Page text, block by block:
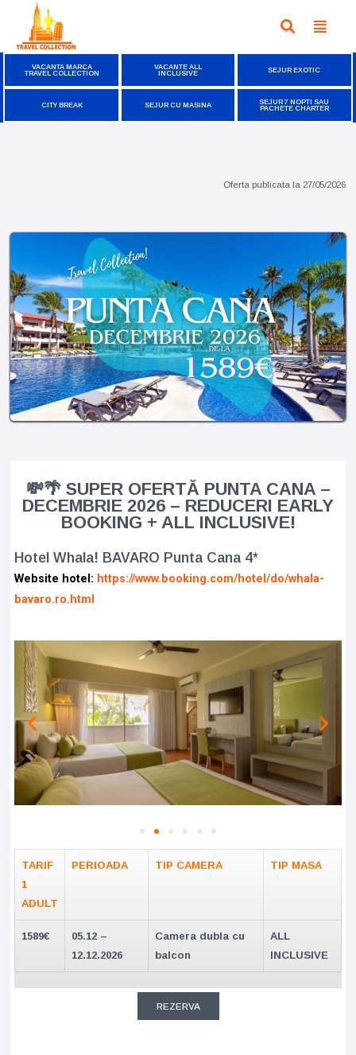
VACANTA MARCA
TRAVEL COLLECTION
VACANTE ALL
INCLUSIVE
SEJUR EXOTIC
CITY BREAK SEJUR CU MASINA
SEJUR 7 NOPTI SAU
PACHETE CHARTER
Oferta publicata la 27/05/2026
💸🌴 SUPER OFERTĂ PUNTA CANA –
DECEMBRIE 2026 – REDUCERI EARLY
BOOKING + ALL INCLUSIVE!
Hotel Whala! BAVARO Punta Cana 4*
Website hotel: https://www.booking.com/hotel/do/whala-
bavaro.ro.html
TARIF
1
ADULT
PERIOADA TIP CAMERA TIP MASA
1589€
05.12 –
12.12.2026
Camera dubla cu
balcon
ALL
INCLUSIVE
REZERVA